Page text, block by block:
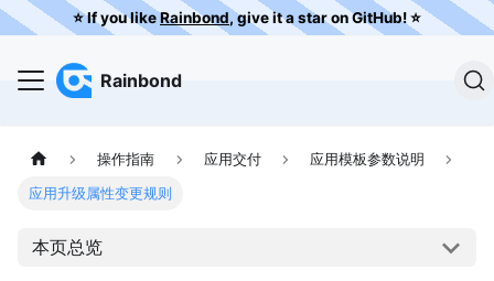
⭐️ If you likeRainbond, give it a star on GitHub! ⭐️
Rainbond
操作指南 应用交付 应用模板参数说明
应用升级属性变更规则
本页总览